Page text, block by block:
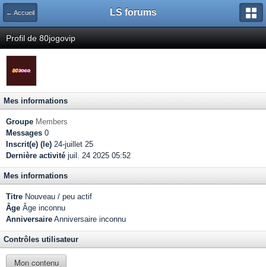
← Accueil LS forums
Profil de 80jogovip
Mes informations
Groupe Members
Messages 0
Inscrit(e) (le) 24-juillet 25
Dernière activité juil. 24 2025 05:52
Mes informations
Titre Nouveau / peu actif
Âge Âge inconnu
Anniversaire Anniversaire inconnu
Contrôles utilisateur
Mon contenu